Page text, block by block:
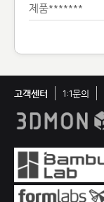
제품*******
고객센터 1:1문의